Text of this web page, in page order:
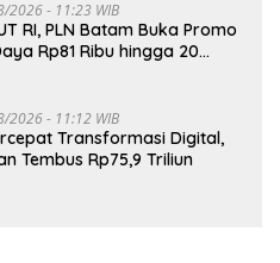
2026 - 11:23 WIB
RI, PLN Batam Buka Promo
Rp81 Ribu hingga 20
2026 - 11:12 WIB
Transformasi Digital,
Tembus Rp75,9 Triliun